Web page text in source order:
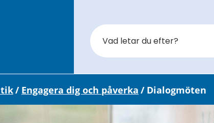
/ Engagera dig och påverka / Dialogmöten